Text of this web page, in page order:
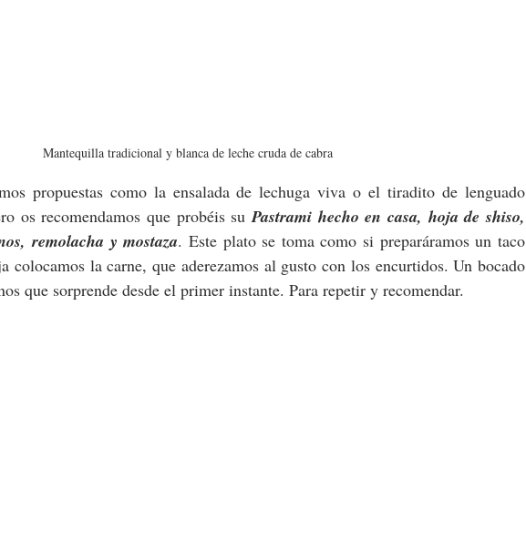
Mantequilla tradicional y blanca de leche cruda de cabra
propuestas como la ensalada de lechuga viva o el tiradito de lenguado
os recomendamos que probéis su Pastrami hecho en casa, hoja de shiso,
remolacha y mostaza. Este plato se toma como si preparáramos un taco
colocamos la carne, que aderezamos al gusto con los encurtidos. Un bocado
que sorprende desde el primer instante. Para repetir y recomendar.